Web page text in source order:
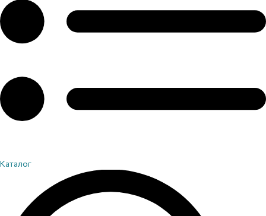
Каталог